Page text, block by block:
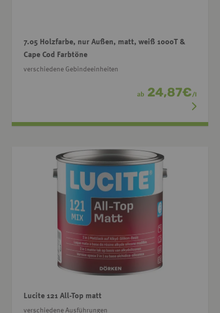
7.05 Holzfarbe, nur Außen, matt, weiß 1000T &
Cape Cod Farbtöne
verschiedene Gebindeeinheiten
ab 24,87€/l
Lucite 121 All-Top matt
verschiedene Ausführungen